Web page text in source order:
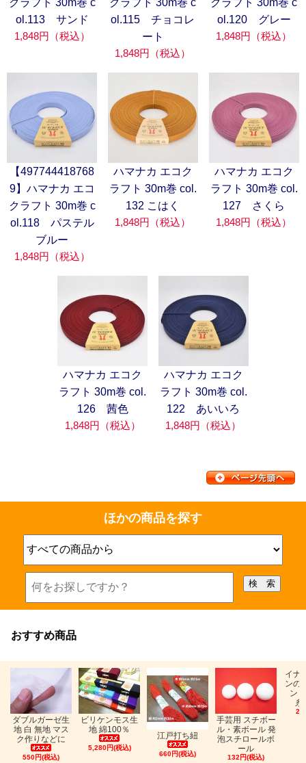
クラフト 30m巻 c
ol.113 サンド
1,848円（税込）
クラフト 30m巻 c
ol.115 チョコレ
ート
1,848円（税込）
クラフト 30m巻 c
ol.120 グレー
1,848円（税込）
【497744418768
9】ハマナカ エコ
クラフト 30m巻 c
ol.118 パステル
ブルー
1,848円（税込）
ハマナカ エコク
ラフト 30m巻 col.
132 こはく
1,848円（税込）
ハマナカ エコク
ラフト 30m巻 col.
127 さくら
1,848円（税込）
ハマナカ エコク
ラフト 30m巻 col.
126 茜色
1,848円（税込）
ハマナカ エコク
ラフト 30m巻 col.
122 あいいろ
1,848円（税込）
ほかの商品を探す
おすすめ商品
ダブルガーゼ生
地 白 無地 マス
ク作りなどに
550円(税込)
ビリケンモス生
地 綿100％
5,280円(税込)
江戸打ち紐
660円(税込)
手芸用 スチボー
ル・素ボール 発
泡スチロールボ
ール
132円(税込)
イナ
ンの
ン
糸